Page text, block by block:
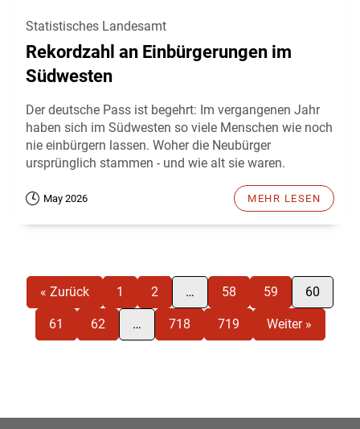
Statistisches Landesamt
Rekordzahl an Einbürgerungen im
Südwesten
Der deutsche Pass ist begehrt: Im vergangenen Jahr
haben sich im Südwesten so viele Menschen wie noch
nie einbürgern lassen. Woher die Neubürger
ursprünglich stammen - und wie alt sie waren.
May 2026 MEHR LESEN
« Zurück 1 2 … 58 59 60
61 62 … 718 719 Weiter »